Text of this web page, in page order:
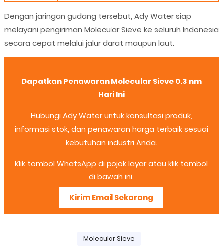
Dengan jaringan gudang tersebut, Ady Water siap
melayani pengiriman Molecular Sieve ke seluruh Indonesia
secara cepat melalui jalur darat maupun laut.
Dapatkan Penawaran Molecular Sieve 0.3 nm
Hari Ini
Hubungi Ady Water untuk konsultasi produk,
informasi stok, dan penawaran harga terbaik sesuai
kebutuhan industri Anda.
Klik tombol WhatsApp di pojok layar atau klik tombol
di bawah ini.
Kirim Email Sekarang
Molecular Sieve